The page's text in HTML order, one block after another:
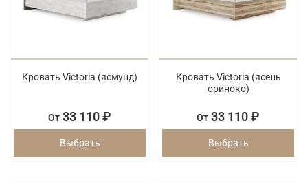
Кровать Victoria (ясмунд)
От 33 110 ₽
Выбрать
Кровать Victoria (ясень
ориноко)
От 33 110 ₽
Выбрать